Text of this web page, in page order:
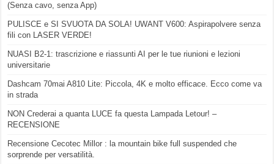
(Senza cavo, senza App)
PULISCE e SI SVUOTA DA SOLA! UWANT V600: Aspirapolvere senza
fili con LASER VERDE!
NUASI B2-1: trascrizione e riassunti AI per le tue riunioni e lezioni
universitarie
Dashcam 70mai A810 Lite: Piccola, 4K e molto efficace. Ecco come va
in strada
NON Crederai a quanta LUCE fa questa Lampada Letour! –
RECENSIONE
Recensione Cecotec Millor : la mountain bike full suspended che
sorprende per versatilità.